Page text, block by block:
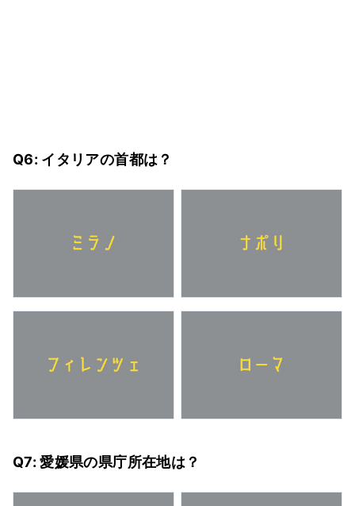
Q6: イタリアの首都は？
Q7: 愛媛県の県庁所在地は？